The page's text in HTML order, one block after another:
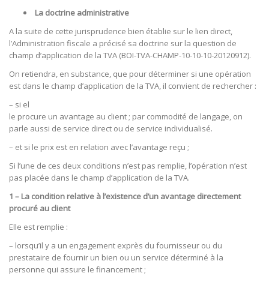
La doctrine administrative
A la suite de cette jurisprudence bien établie sur le lien direct,
l’Administration fiscale a précisé sa doctrine sur la question de
champ d’application de la TVA (BOI-TVA-CHAMP-10-10-10-20120912).
On retiendra, en substance, que pour déterminer si une opération
est dans le champ d’application de la TVA, il convient de rechercher :
– si el
le procure un avantage au client ; par commodité de langage, on
parle aussi de service direct ou de service individualisé.
– et si le prix est en relation avec l’avantage reçu ;
Si l’une de ces deux conditions n’est pas remplie, l’opération n’est
pas placée dans le champ d’application de la TVA.
1 – La condition relative à l’existence d’un avantage directement
procuré au client
Elle est remplie :
– lorsqu’il y a un engagement exprès du fournisseur ou du
prestataire de fournir un bien ou un service déterminé à la
personne qui assure le financement ;